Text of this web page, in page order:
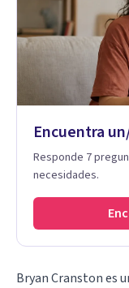
Encuentra
Responde 7
necesidades.
Bryan Cranston es